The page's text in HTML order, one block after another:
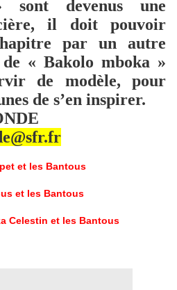
sont devenus une
il doit pouvoir
par un autre
« Bakolo mboka »
de modèle, pour
de s’en inspirer.
et les Bantous
et les Bantous
Celestin et les Bantous